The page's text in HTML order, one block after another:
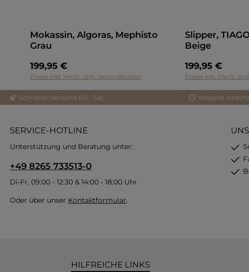
Mokassin, Algoras, Mephisto
Grau
199,95 €
Preise inkl. MwSt. zzgl. Versandkosten
Slipper,
Beige
199,95 €
Preise inkl. MwSt.
Schneller Versand (Di - Sa) Versand
SERVICE-HOTLINE
Unterstützung und Beratung unter:
+49 8265 733513-0
Di-Fr, 09:00 - 12:30 & 14:00 - 18:00 Uhr
Oder über unser Kontaktformular.
HILFREICHE LINKS